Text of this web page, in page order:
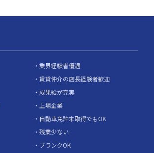
業界経験者優遇
賃貸仲介の店長経験者歓迎
成果給が充実
上場企業
自動車免許未取得でもOK
残業少ない
ブランクOK